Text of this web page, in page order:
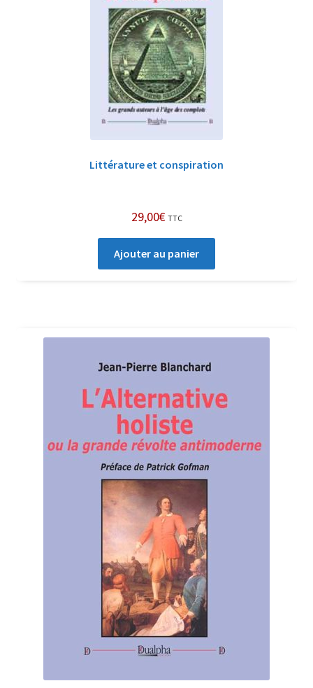
Littérature et conspiration
29,00€ TTC
Ajouter au panier